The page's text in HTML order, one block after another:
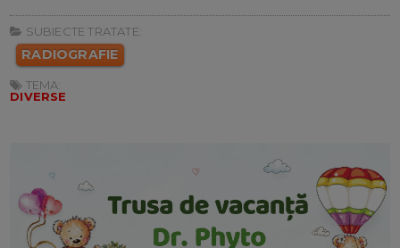
SUBIECTE TRATATE:
RADIOGRAFIE
TEMA:
DIVERSE